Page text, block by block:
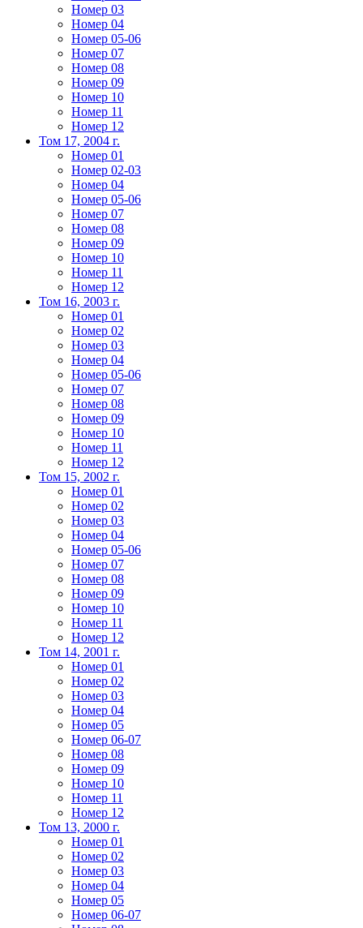
Номер 03
Номер 04
Номер 05-06
Номер 07
Номер 08
Номер 09
Номер 10
Номер 11
Номер 12
Том 17, 2004 г.
Номер 01
Номер 02-03
Номер 04
Номер 05-06
Номер 07
Номер 08
Номер 09
Номер 10
Номер 11
Номер 12
Том 16, 2003 г.
Номер 01
Номер 02
Номер 03
Номер 04
Номер 05-06
Номер 07
Номер 08
Номер 09
Номер 10
Номер 11
Номер 12
Том 15, 2002 г.
Номер 01
Номер 02
Номер 03
Номер 04
Номер 05-06
Номер 07
Номер 08
Номер 09
Номер 10
Номер 11
Номер 12
Том 14, 2001 г.
Номер 01
Номер 02
Номер 03
Номер 04
Номер 05
Номер 06-07
Номер 08
Номер 09
Номер 10
Номер 11
Номер 12
Том 13, 2000 г.
Номер 01
Номер 02
Номер 03
Номер 04
Номер 05
Номер 06-07